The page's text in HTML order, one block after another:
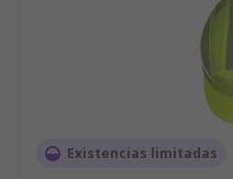
Existencias limitadas